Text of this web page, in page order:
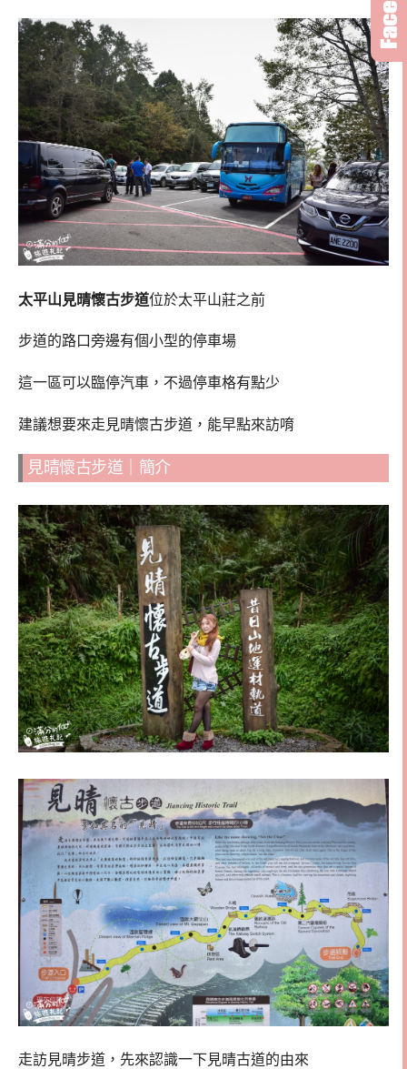
太平山見晴懷古步道位於太平山莊之前
步道的路口旁邊有個小型的停車場
這一區可以臨停汽車，不過停車格有點少
建議想要來走見晴懷古步道，能早點來訪唷
見晴懷古步道｜簡介
走訪見晴步道，先來認識一下見晴古道的由來